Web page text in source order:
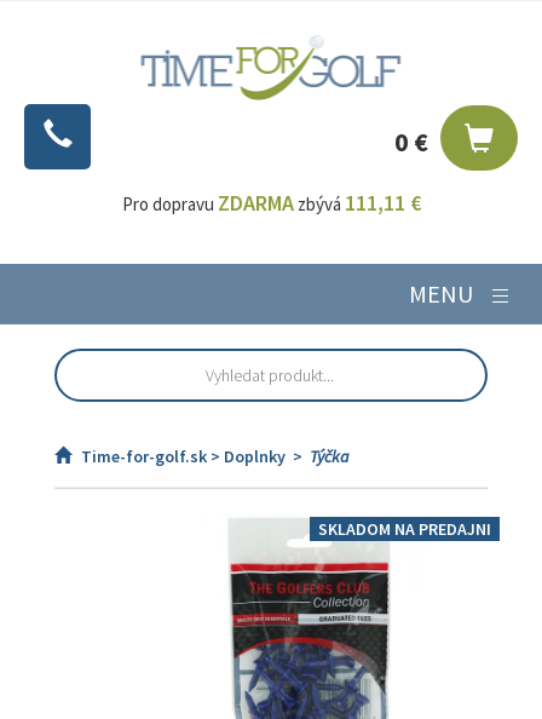
0 €
Pro dopravu ZDARMAzbývá 111,11 €
MENU
Time-for-golf.sk > Doplnky > Týčka
SKLADOM NA PREDAJNI